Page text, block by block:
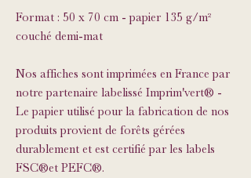
Format : 50 x 70 cm - papier 135 g/m²
couché demi-mat
Nos affiches sont imprimées en France par
notre partenaire labelissé Imprim'vert® -
Le papier utilisé pour la fabrication de nos
produits provient de forêts gérées
durablement et est certifié par les labels
FSC®et PEFC®.